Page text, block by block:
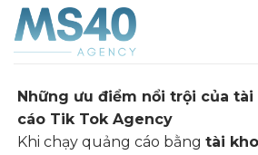
Skip
content
Những ưu điểm nổi trội của
cáo Tik Tok Agency
Khi chạy quảng cáo bằngtài